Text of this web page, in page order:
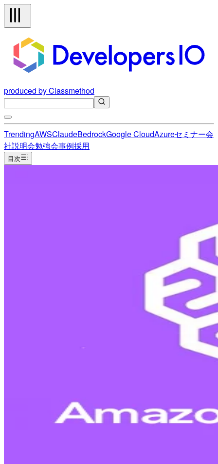
produced by Classmethod
TrendingAWSClaudeBedrockGoogle CloudAzureセミナー会
社説明会勉強会事例採用
目次